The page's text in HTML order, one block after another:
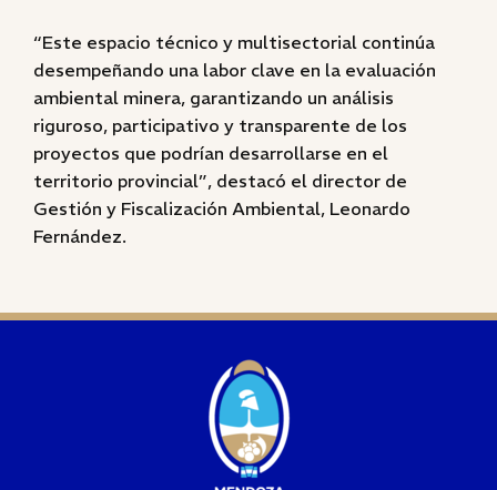
“Este espacio técnico y multisectorial continúa
desempeñando una labor clave en la evaluación
ambiental minera, garantizando un análisis
riguroso, participativo y transparente de los
proyectos que podrían desarrollarse en el
territorio provincial”, destacó el director de
Gestión y Fiscalización Ambiental, Leonardo
Fernández.